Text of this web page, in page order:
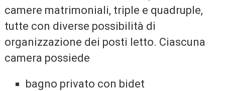
camere matrimoniali, triple e quadruple,
tutte con diverse possibilità di
organizzazione dei posti letto. Ciascuna
camera possiede
bagno privato con bidet